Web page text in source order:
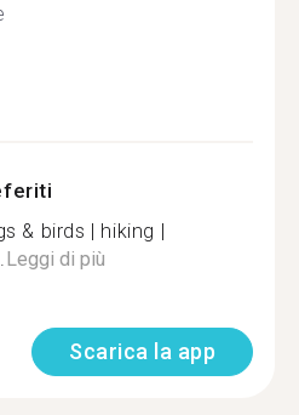
& birds | hiking |
Leggi di più
Scarica la app